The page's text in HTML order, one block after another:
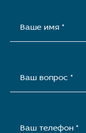
Ваше имя *
Ваш вопрос *
Ваш телефон *